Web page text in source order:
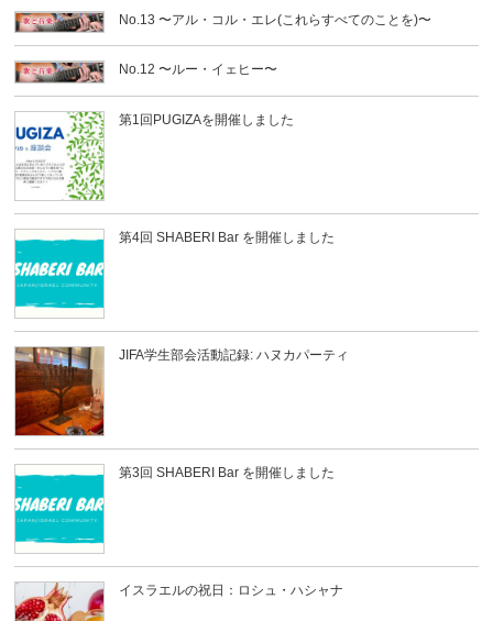
No.13 〜アル・コル・エレ(これらすべてのことを)〜
No.12 〜ルー・イェヒー〜
第1回PUGIZAを開催しました
第4回 SHABERI Bar を開催しました
JIFA学生部会活動記録: ハヌカパーティ
第3回 SHABERI Bar を開催しました
イスラエルの祝日：ロシュ・ハシャナ